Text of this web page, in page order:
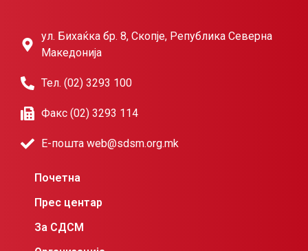
ул. Бихаќка бр. 8, Скопје, Република Северна
Македонија
Тел. (02) 3293 100
Факс (02) 3293 114
Е-пошта web@sdsm.org.mk
Почетна
Прес центар
За СДСМ